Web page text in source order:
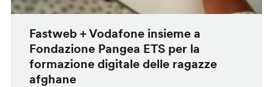
Fastweb + Vodafone insieme a
Fondazione Pangea ETS per la
formazione digitale delle ragazze
afghane